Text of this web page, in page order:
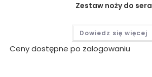
Zestaw noży do sera
Dowiedz się więcej
Ceny dostępne po zalogowaniu